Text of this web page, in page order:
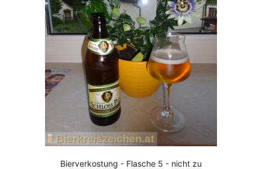
Bierverkostung - Flasche 5 - nicht zu